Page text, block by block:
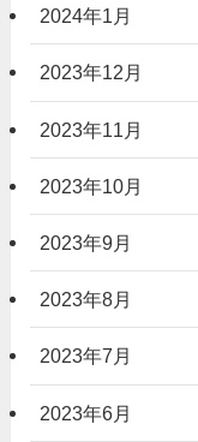
2024年1月
2023年12月
2023年11月
2023年10月
2023年9月
2023年8月
2023年7月
2023年6月